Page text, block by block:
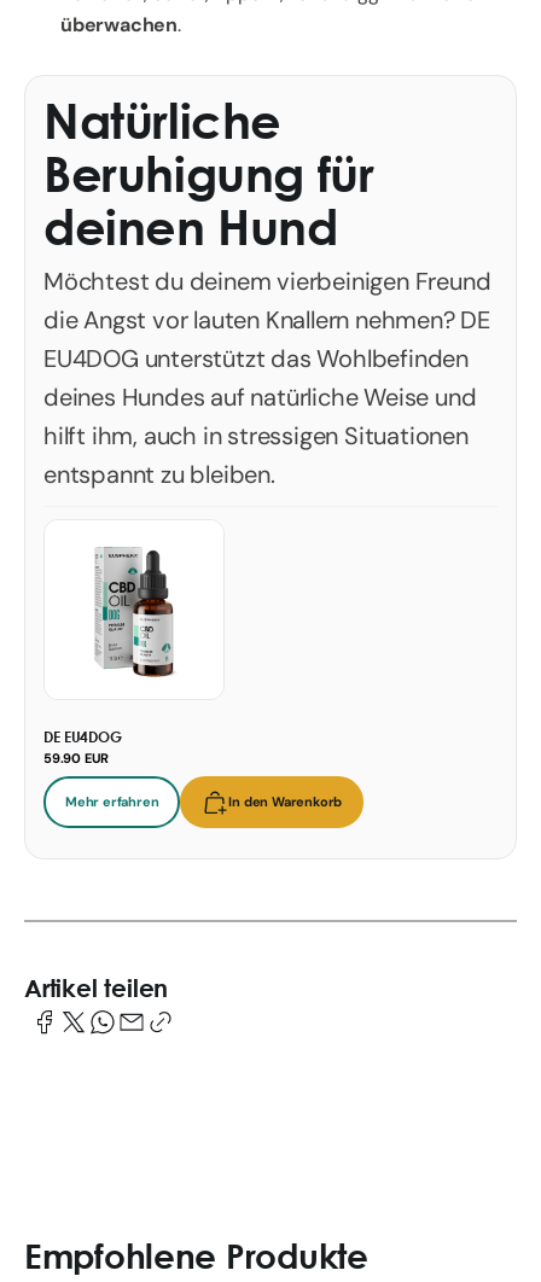
überwachen.
Natürliche
Beruhigung für
deinen Hund
Möchtest du deinem vierbeinigen Freund
die Angst vor lauten Knallern nehmen? DE
EU4DOG unterstützt das Wohlbefinden
deines Hundes auf natürliche Weise und
hilft ihm, auch in stressigen Situationen
entspannt zu bleiben.
DE EU4DOG
59.90 EUR
Mehr erfahren In den Warenkorb
Artikel teilen
Empfohlene Produkte